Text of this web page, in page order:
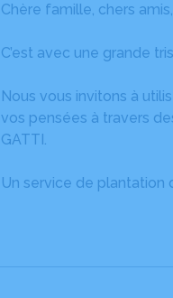
Chère famille, chers amis,
C’est avec une grande
Nous vous invitons à
vos pensées à travers
GATTI.
Un service de plantation